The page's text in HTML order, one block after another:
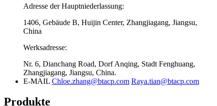
Adresse der Hauptniederlassung:
1406, Gebäude B, Huijin Center, Zhangjiagang, Jiangsu,
China
Werksadresse:
Nr. 6, Dianchang Road, Dorf Anqing, Stadt Fenghuang,
Zhangjiagang, Jiangsu, China.
E-MAIL Chloe.zhang@btacp.com Raya.tian@btacp.com
Produkte